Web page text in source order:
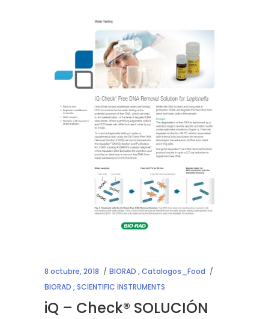
8 octubre, 2018 BIORAD ,Catalogos_Food
BIORAD ,SCIENTIFIC INSTRUMENTS
iQ – Check® SOLUCIÓN